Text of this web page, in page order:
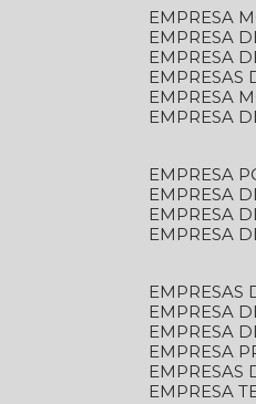
EMPRESA
EMPRESA
EMPRESA
EMPRESA
EMPRESA
EMPRESA
EMPRESA
EMPRESA
EMPRESA
EMPRESA
EMPRESA
EMPRESA
EMPRESA